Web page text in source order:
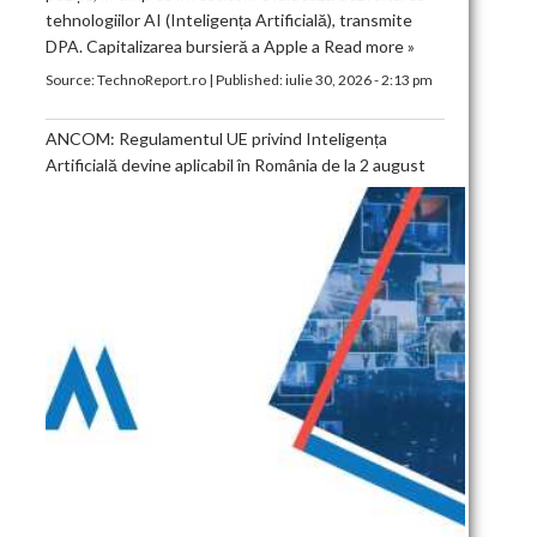
tehnologiilor AI (Inteligența Artificială), transmite
DPA. Capitalizarea bursieră a Apple a Read more »
Source:TechnoReport.ro| Published:iulie 30, 2026 - 2:13 pm
ANCOM: Regulamentul UE privind Inteligența
Artificială devine aplicabil în România de la 2 august